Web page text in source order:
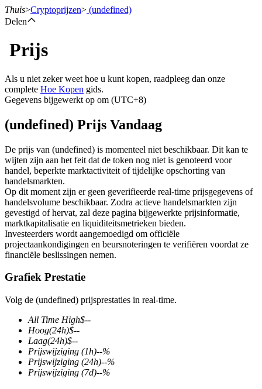
Termijncontracten
USDT-futures
Futures met USDT als onderpand
COIN-M-futures
Cryptocurrency-futures
TradFi
Thuis>Cryptoprijzen> (undefined)
Delen
Prijs
Als u niet zeker weet hoe u kunt kopen, raadpleeg dan onze
complete Hoe Kopen gids.
Gegevens bijgewerkt op om (UTC+8)
(undefined) Prijs Vandaag
De prijs van (undefined) is momenteel niet beschikbaar. Dit kan te
wijten zijn aan het feit dat de token nog niet is genoteerd voor
handel, beperkte marktactiviteit of tijdelijke opschorting van
handelsmarkten.
Op dit moment zijn er geen geverifieerde real-time prijsgegevens of
handelsvolume beschikbaar. Zodra actieve handelsmarkten zijn
gevestigd of hervat, zal deze pagina bijgewerkte prijsinformatie,
marktkapitalisatie en liquiditeitsmetrieken bieden.
Investeerders wordt aangemoedigd om officiële
projectaankondigingen en beursnoteringen te verifiëren voordat ze
financiële beslissingen nemen.
Grafiek Prestatie
Volg de (undefined) prijsprestaties in real-time.
All Time High$--
Hoog(24h)$--
Laag(24h)$--
Prijswijziging (1h)--%
Prijswijziging (24h)--%
Prijswijziging (7d)--%